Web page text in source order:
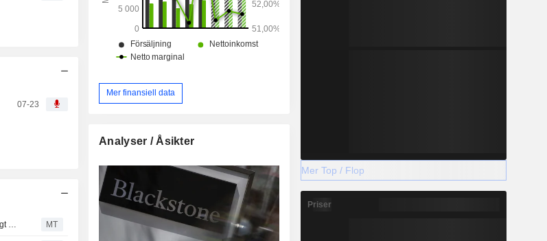
07-23
MT
Mer finansiell data
Analyser / Åsikter
Mer Top / Flop
Priser